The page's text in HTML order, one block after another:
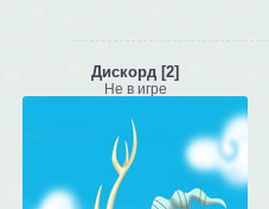
Дискорд [2]
Не в игре